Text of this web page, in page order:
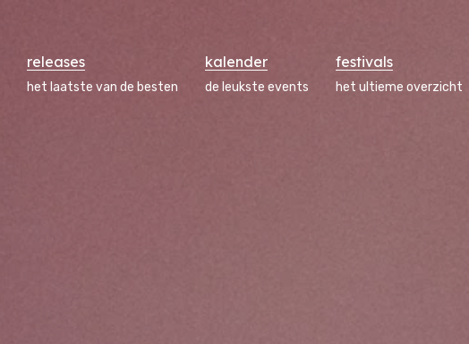
releases
het laatste van de besten
kalender
de leukste events
festivals
het ultieme overzicht